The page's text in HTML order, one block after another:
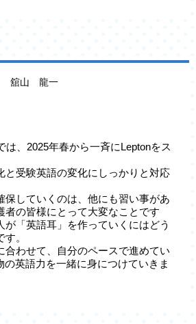
舘山 龍一
は、2025年春から一斉にLeptonをス
と受験英語の変化にしっかりと対応
保していくのは、他にも習い事があ
者の皆様にとって大変なことです
が「英語耳」を作っていくにはどう
。
合わせて、自分のペースで進めてい
の英語力を一緒に身につけていきま